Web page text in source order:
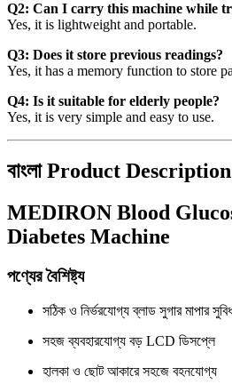
Q2: Can I carry this machine while
Yes, it is lightweight and portable.
Q3: Does it store previous readings?
Yes, it has a memory function to store
Q4: Is it suitable for elderly people?
Yes, it is very simple and easy to use.
বাংলা Product Description
MEDIRON Blood
Diabetes Machine
পণ্যের বৈশিষ্ট্য
সঠিক ও নির্ভরযোগ্য ব্লাড সুগার মাপার
সহজ ব্যবহারযোগ্য বড় LCD ডিসপ্লে
হালকা ও ছোট আকারে সহজে বহনযোগ্য